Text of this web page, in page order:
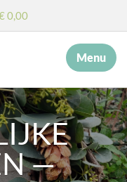
0,00
Menu
—
×